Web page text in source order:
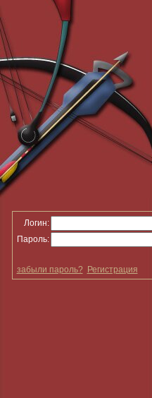
Логин:
Пароль:
забыли пароль? Регистрация